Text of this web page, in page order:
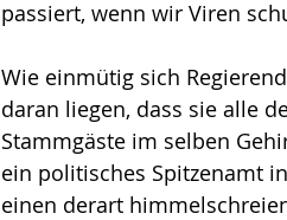
passiert, wenn wir Viren
Wie einmütig sich
daran liegen, dass sie alle
Stammgäste im selben
ein politisches Spitzenamt
einen derart